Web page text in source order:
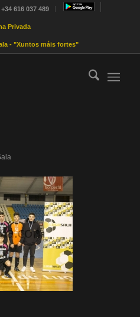
+34 616 037 489
Privada
- "Xuntos máis fortes"